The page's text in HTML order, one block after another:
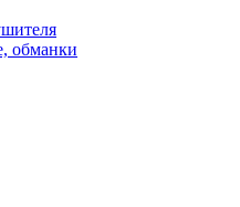
обманки